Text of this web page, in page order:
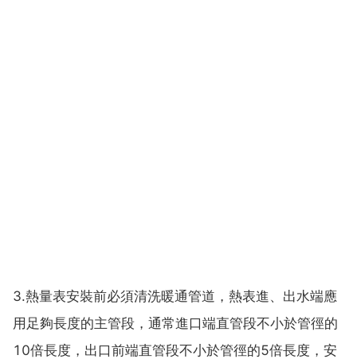
3.熱量表安裝前必須清洗暖通管道，熱表進、出水端應
用足夠長度的主管段，通常進口端直管段不小於管徑的
10倍長度，出口前端直管段不小於管徑的5倍長度，安